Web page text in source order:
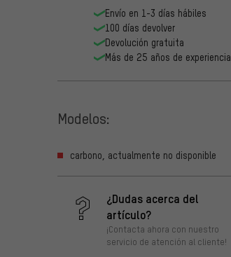
Envío en 1-3 días hábiles
100 días devolver
Devolución gratuita
Más de 25 años de experiencia
Modelos:
carbono, actualmente no disponible
¿Dudas acerca del
artículo?
¡Contacta ahora con nuestro
servicio de atención al cliente!